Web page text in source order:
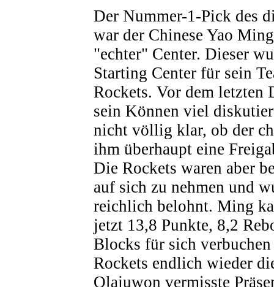
Der Nummer-1-Pick des
war der Chinese Yao
"echter" Center. Dieser
Starting Center für sein
Rockets. Vor dem letzten
sein Können viel
nicht völlig klar, ob der
ihm überhaupt eine
Die Rockets waren aber
auf sich zu nehmen und
reichlich belohnt. Ming
jetzt 13,8 Punkte, 8,2
Blocks für sich
Rockets endlich wieder
Olajuwon vermisste